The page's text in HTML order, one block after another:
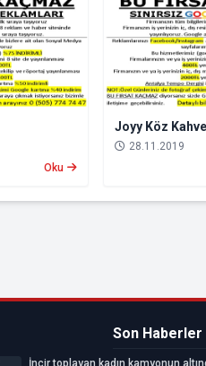
Oku
Joyy Köz
28.11.2019
Son Haberler
İncir toplayan kadın kamyonun